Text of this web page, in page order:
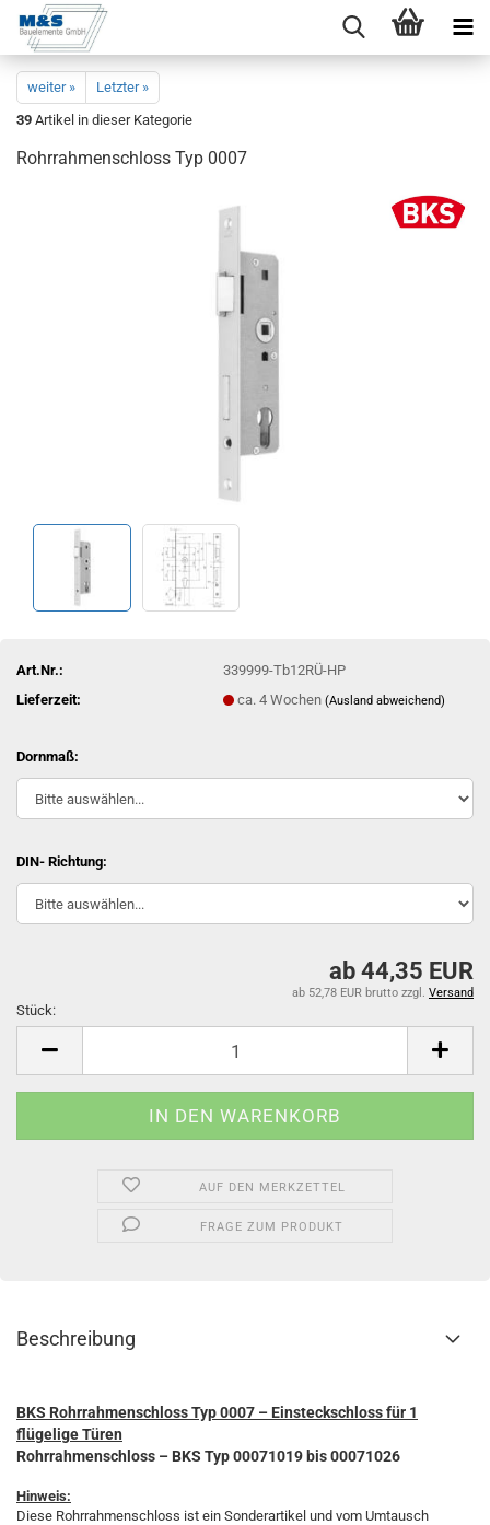
weiter »
Letzter »
39 Artikel in dieser Kategorie
Rohr­rah­menschloss Typ 0007
Art.Nr.:
339999-Tb12RÜ-HP
Lieferzeit:
ca. 4 Wochen(Ausland abweichend)
Dornmaß:
DIN- Richtung:
ab 44,35 EUR
ab 52,78 EUR brutto zzgl. Versand
Stück:
AUF DEN MERKZETTEL
FRAGE ZUM PRODUKT
Beschreibung
BKS Rohrrahmenschloss Typ 0007 – Einsteckschloss für 1
flügelige Türen
Rohrrahmenschloss – BKS Typ 00071019 bis 00071026
Hinweis:
Diese Rohrrahmenschloss ist ein Sonderartikel und vom Umtausch